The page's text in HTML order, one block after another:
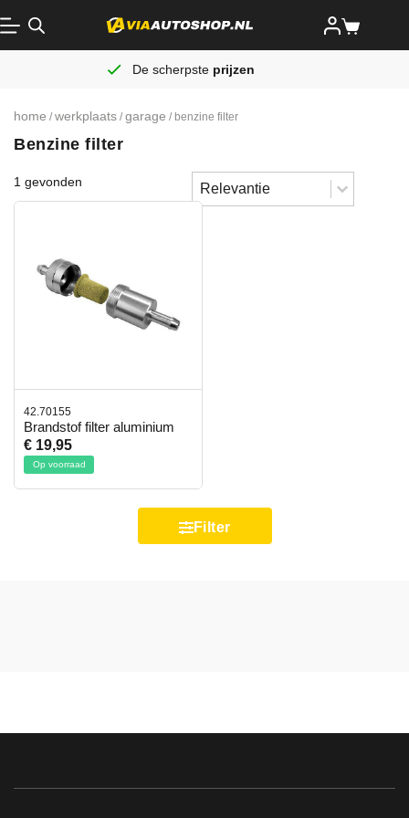
De scherpste prijzen
home / werkplaats / garage / benzine filter
Benzine filter
1 gevonden Sorteren
Sort content
Sort content
42.70155
Brandstof filter aluminium
€ 19,95
Op voorraad
Filter